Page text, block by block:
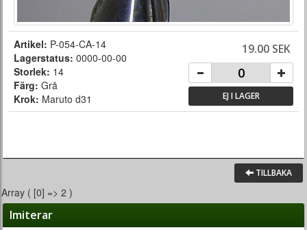
Artikel: P-054-CA-14
Lagerstatus: 0000-00-00
Storlek: 14
Färg: Grå
Krok: Maruto d31
19.00 SEK
EJ I LAGER
TILLBAKA
Array ( [0] => 2 )
Imiterar